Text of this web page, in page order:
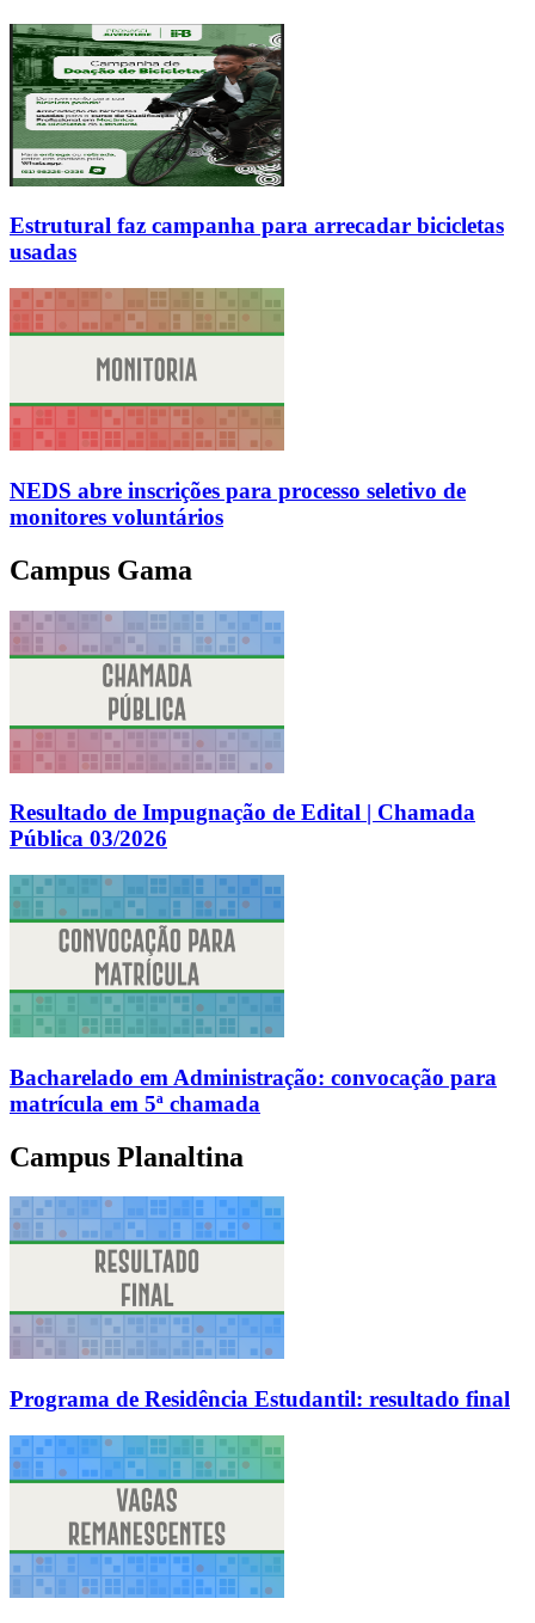
Estrutural faz campanha para arrecadar bicicletas
usadas
NEDS abre inscrições para processo seletivo de
monitores voluntários
Campus Gama
Resultado de Impugnação de Edital | Chamada
Pública 03/2026
Bacharelado em Administração: convocação para
matrícula em 5ª chamada
Campus Planaltina
Programa de Residência Estudantil: resultado final